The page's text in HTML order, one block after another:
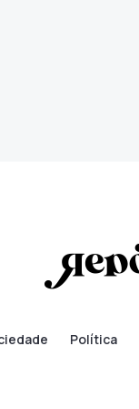
Política